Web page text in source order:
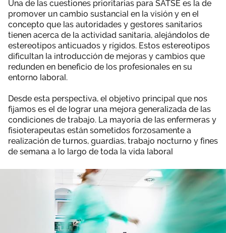
Documentos
Publicaciones
Vídeos
Área privada
Únete
Una de las cuestiones prioritarias para SATSE es la de
promover un cambio sustancial en la visión y en el
concepto que las autoridades y gestores sanitarios
tienen acerca de la actividad sanitaria, alejándolos de
estereotipos anticuados y rígidos. Estos estereotipos
dificultan la introducción de mejoras y cambios que
redunden en beneficio de los profesionales en su
entorno laboral.
Desde esta perspectiva, el objetivo principal que nos
fijamos es el de lograr una mejora generalizada de las
condiciones de trabajo. La mayoría de las enfermeras y
fisioterapeutas están sometidos forzosamente a
realización de turnos, guardias, trabajo nocturno y fines
de semana a lo largo de toda la vida laboral